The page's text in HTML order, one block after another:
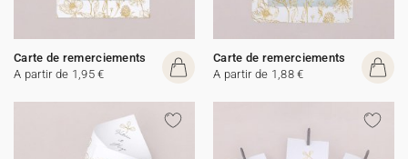
Carte de remerciements
A partir de 1,95 €
Carte de remerciements
A partir de 1,88 €